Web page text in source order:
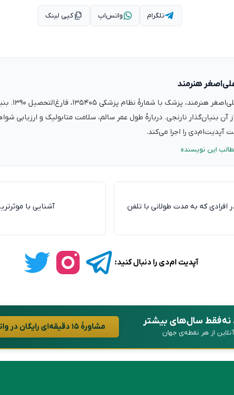
تلگرام واتس‌اپ کپی لینک
هنرمند
دکتر علی‌اصغر
آن بنیان‌گذار نارنجی. دربارهٔ طول عمر سالم، سلامت متابولیک و ارزیابی
آپدیت‌ام‌دی را اجرا می‌کند.
این نویسنده
افرادی که به مدت طولانی با تلفن
آشنایی با
آپدیت ام‌دی را دنبال کنید:
نه فقط سال‌های بیشتر
از هر نقطه‌ی جهان
مشاورهٔ ۱۵ دقیقه‌ای رایگان در واتساپ